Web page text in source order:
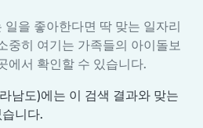
을 좋아한다면 딱 맞는 일자리
중히 여기는 가족들의 아이돌보
에서 확인할 수 있습니다.
남도)에는 이 검색 결과와 맞는
니다.